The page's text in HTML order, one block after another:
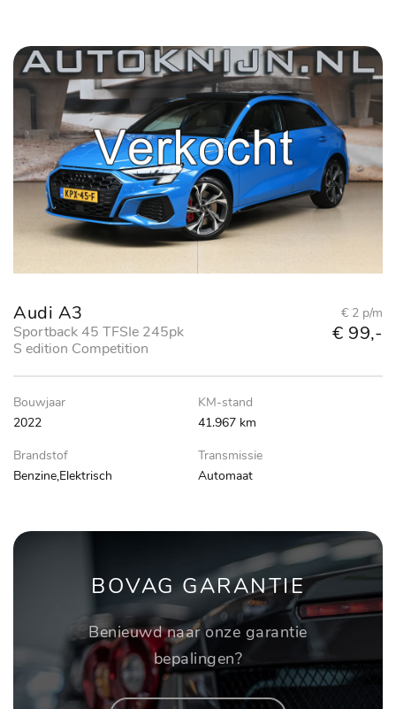
Audi A3
Sportback 45 TFSIe 245pk
S edition Competition
€ 2 p/m
€ 99,-
Bouwjaar
2022
KM-stand
41.967 km
Brandstof
Benzine,Elektrisch
Transmissie
Automaat
BOVAG GARANTIE
Benieuwd naar onze garantie
bepalingen?